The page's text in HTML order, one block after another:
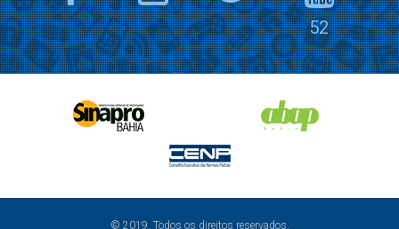
52
© 2019. Todos os direitos reservados.